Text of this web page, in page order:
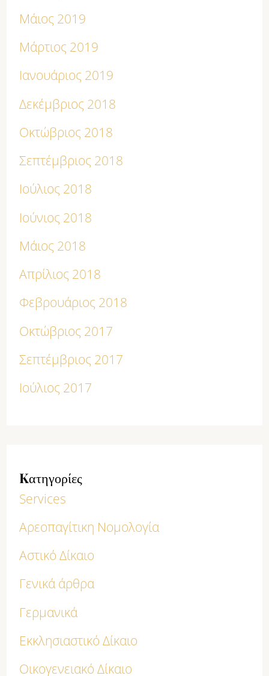
Μάιος 2019
Μάρτιος 2019
Ιανουάριος 2019
Δεκέμβριος 2018
Οκτώβριος 2018
Σεπτέμβριος 2018
Ιούλιος 2018
Ιούνιος 2018
Μάιος 2018
Απρίλιος 2018
Φεβρουάριος 2018
Οκτώβριος 2017
Σεπτέμβριος 2017
Ιούλιος 2017
Kατηγορίες
Services
Αρεοπαγίτικη Νομολογία
Αστικό Δίκαιο
Γενικά άρθρα
Γερμανικά
Εκκλησιαστικό Δίκαιο
Οικογενειακό Δίκαιο